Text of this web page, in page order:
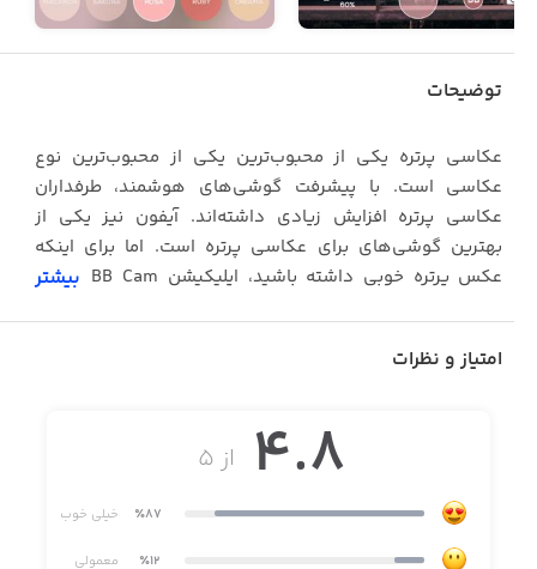
توضیحات
عکاسی پرتره یکی از محبوب‌ترین یکی از محبوب‌ترین نوع
عکاسی است. با پیشرفت‌ گوشی‌های هوشمند، طرفداران
عکاسی پرتره افزایش زیادی داشته‌اند. آیفون نیز یکی از
بهترین گوشی‌های برای عکاسی پرتره است. اما برای اینکه
عکس پرتره خوبی داشته باشید،‌ اپلیکیشن BB Cam توصیه
خود بیشترین بهره ببرید.
• افکت‌های در لحظه برای چهره: شما به راحتی قادر خواهید
بیشتر
امتیاز و نظرات
از ۵ 4.8
٪87 خیلی خوب
٪12 معمولی